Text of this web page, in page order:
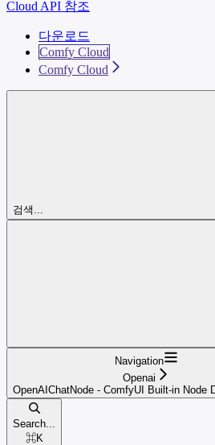
Cloud API 참조
다운로드
Comfy Cloud
Comfy Cloud
검색...
Navigation
Openai
OpenAIChatNode - ComfyUI Built-in Node
Search...
⌘K